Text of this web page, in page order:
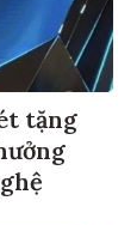
tặng